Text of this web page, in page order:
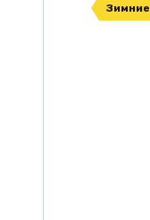
Зимние